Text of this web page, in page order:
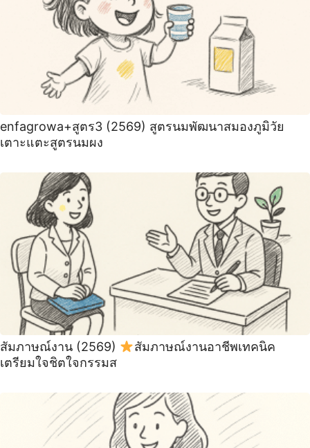
enfagrowa+สูตร3 (2569) สูตรนมพัฒนาสมองภูมิวัย
เตาะแตะสูตรนมผง
สัมภาษณ์งาน (2569)
สัมภาษณ์งานอาชีพเทคนิค
เตรียมใจชิตใจกรรมส